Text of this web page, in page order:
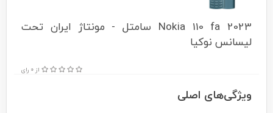
Nokia 110 fa 2023 سامتل - مونتاژ ایران تحت
لیسانس نوکیا
از 0 رای
ویژگی‌های اصلی